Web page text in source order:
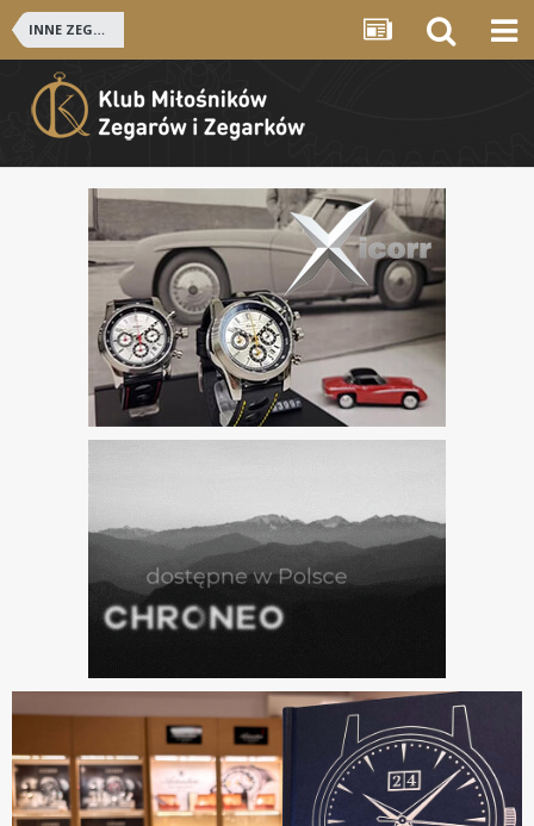
INNE ZEGARKI